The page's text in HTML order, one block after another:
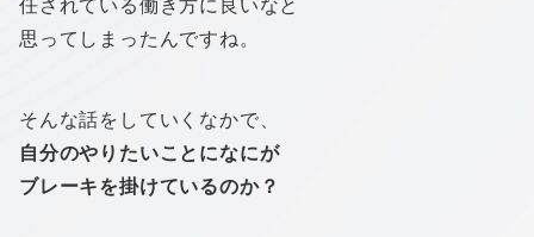
任されている働き方に良いなと
思ってしまったんですね。
そんな話をしていくなかで、
自分のやりたいことになにが
ブレーキを掛けているのか？